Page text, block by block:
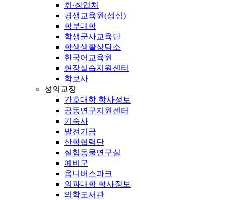
취·창업처
평생교육원(성심)
학부대학
학생군사교육단
학생생활상담소
한국어교육원
현장실습지원센터
학보사
성의교정
간호대학 학사정보
공동연구지원센터
기숙사
발전기금
산학협력단
실험동물연구실
예비군
옴니버스파크
의과대학 학사정보
의학도서관